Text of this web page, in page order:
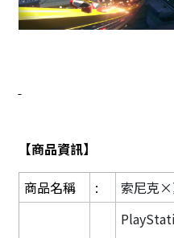
【商品資訊】
商品名稱
: 索尼克×